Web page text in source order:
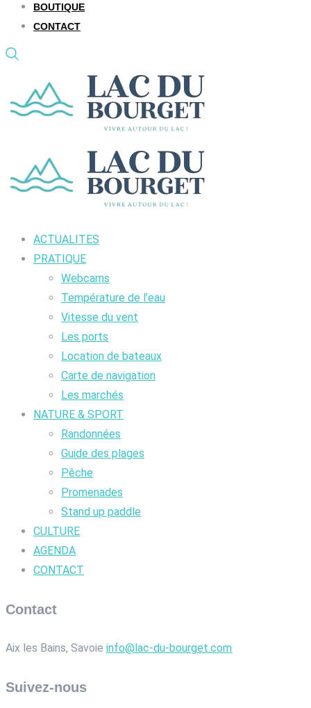
BOUTIQUE
CONTACT
ACTUALITES
PRATIQUE
Webcams
Température de l’eau
Vitesse du vent
Les ports
Location de bateaux
Carte de navigation
Les marchés
NATURE & SPORT
Randonnées
Guide des plages
Pêche
Promenades
Stand up paddle
CULTURE
AGENDA
CONTACT
Contact
Aix les Bains, Savoie info@lac-du-bourget.com
Suivez-nous